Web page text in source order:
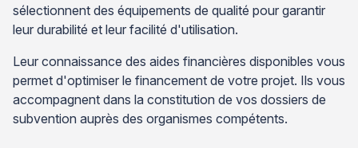
sélectionnent des équipements de qualité pour garantir
leur durabilité et leur facilité d'utilisation.
Leur connaissance des aides financières disponibles vous
permet d'optimiser le financement de votre projet. Ils vous
accompagnent dans la constitution de vos dossiers de
subvention auprès des organismes compétents.